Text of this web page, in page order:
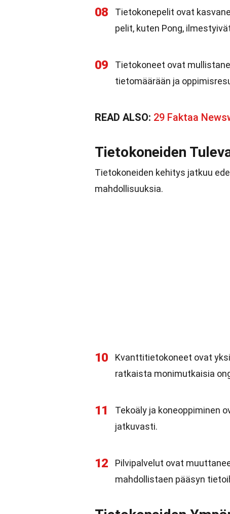
08
Tietokonepelit ovat
pelit, kuten Pong,
09
Tietokoneet ovat
tietomäärään ja
READ ALSO: 29 Faktaa
Tietokoneiden
Tietokoneiden kehitys jatkuu
mahdollisuuksia.
10
Kvanttitietokoneet ovat
ratkaista monimutkaisia
11
Tekoäly ja koneoppiminen
jatkuvasti.
12
Pilvipalvelut ovat
mahdollistaen pääsyn